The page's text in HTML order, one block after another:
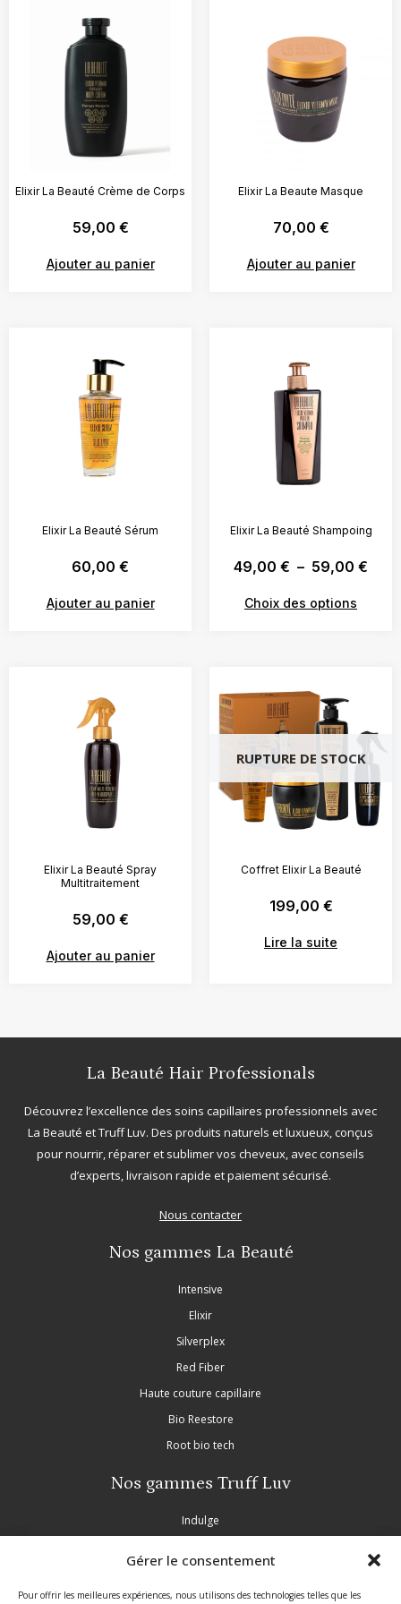
Gérer le consentement
Pour offrir les meilleures expériences, nous utilisons des technologies telles que les
Elixir La Beauté Crème de Corps
59,00 €
Ajouter au panier
Elixir La Beaute Masque
70,00 €
Ajouter au panier
Elixir La Beauté Sérum
60,00 €
Ajouter au panier
Elixir La Beauté Shampoing
49,00 € – 59,00 €
Choix des options
Elixir La Beauté Spray
Multitraitement
59,00 €
Ajouter au panier
RUPTURE DE STOCK
Coffret Elixir La Beauté
199,00 €
Lire la suite
La Beauté Hair Professionals
Découvrez l’excellence des soins capillaires professionnels avec
La Beauté etTruff Luv. Des produits naturels et luxueux, conçus
pour nourrir, réparer et sublimer vos cheveux, avec conseils
d’experts, livraison rapide et paiement sécurisé.
Nous contacter
Nos gammes La Beauté
Intensive
Elixir
Silverplex
Red Fiber
Haute couture capillaire
Bio Reestore
Root bio tech
Nos gammes Truff Luv
Indulge